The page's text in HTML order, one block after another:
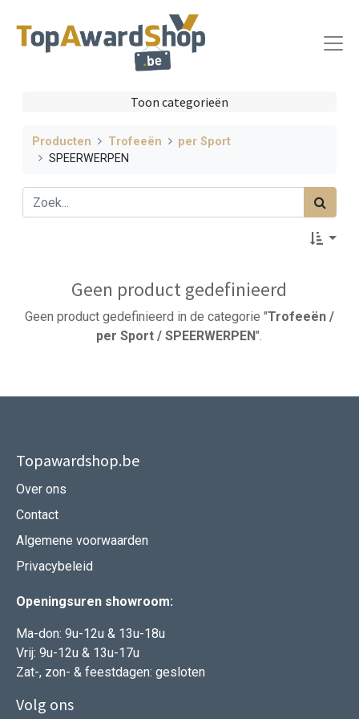
Toon categorieën
Producten Trofeeën
per Sport
SPEERWERPEN
Geen product gedefinieerd
Geen product gedefinieerd in de categorie "Trofeeën /
per Sport / SPEERWERPEN".
Topawardshop.be
Over ons
Contact
Algemene voorwaarden
Privacybeleid
Openingsuren showroom:
Ma-don: 9u-12u & 13u-18u
Vrij: 9u-12u & 13u-17u
Zat-, zon- & feestdagen: gesloten
Volg ons